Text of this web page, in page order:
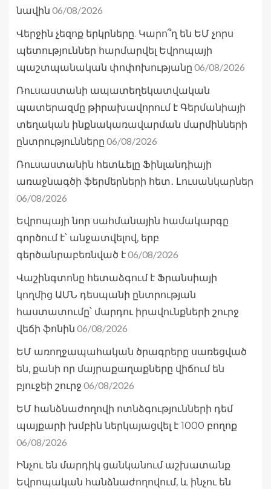
նավին 06/08/2026
Վերջին չեզոք երկրները. Կարո՞ղ են ԵՄ չորս
պետություններ հարմարվել Եվրոպայի
պաշտպանական փոփոխությանը 06/08/2026
Ռուսաստանի ապատեղեկատվական
պատերազմը թիրախավորում է Գերմանիայի
տեղական ինքնակառավարման մարմինների
ընտրությունները 06/08/2026
Ռուսաստանին հետևելը Ֆինլանդիայի
առաջնագծի ֆերմերների հետ․ Լուսանկարներ
06/08/2026
Եվրոպայի նոր սահմանային համակարգը
գործում է՝ անջատվելով, երբ
գերծանրաբեռնված է06/08/2026
Վաշինգտոնը հետաձգում է Ֆրանսիայի
կողմից ԱՄՆ դեսպանի ընտրության
հաստատումը՝ մարդու իրավունքների շուրջ
վեճի ֆոնին 06/08/2026
ԵՄ առողջապահական ծրագրերը սառեցված
են, քանի որ մայրաքաղաքները վիճում են
բյուջեի շուրջ 06/08/2026
ԵՄ հանձնաժողովի ոտնձգությունների դեմ
պայքարի խմբին ներկայացվել է 1000 բողոք
06/08/2026
Ինչու են մարդիկ ցանկանում աշխատանք
Եվրոպական հանձնաժողովում, և ինչու են